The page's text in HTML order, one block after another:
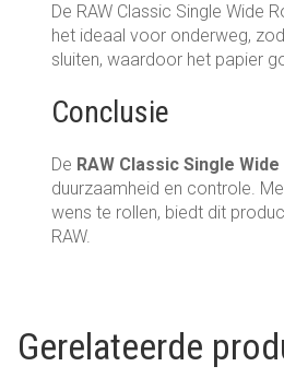
De RAW Classic Single Wide
het ideaal voor onderweg,
sluiten, waardoor het papier
Conclusie
De RAW Classic Single
duurzaamheid en controle.
wens te rollen, biedt dit
RAW.
Gerelateerde